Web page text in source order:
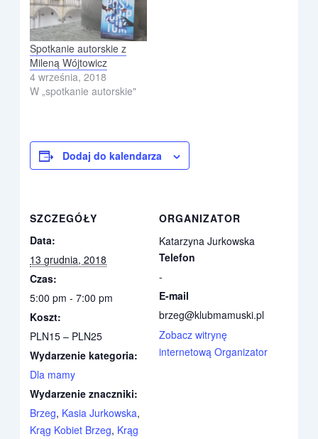
Spotkanie autorskie z
Mileną Wójtowicz
4 września, 2018
W „spotkanie autorskie"
Dodaj do kalendarza
SZCZEGÓŁY
Data:
13 grudnia, 2018
Czas:
5:00 pm - 7:00 pm
Koszt:
PLN15 – PLN25
Wydarzenie kategoria:
Dla mamy
Wydarzenie znaczniki:
Brzeg, Kasia Jurkowska,
Krąg Kobiet Brzeg, Krąg
ORGANIZATOR
Katarzyna Jurkowska
Telefon
-
E-mail
brzeg@klubmamuski.pl
Zobacz witrynę
internetową Organizator